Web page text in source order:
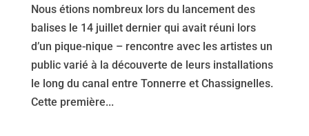
Nous étions nombreux lors du lancement des
balises le 14 juillet dernier qui avait réuni lors
d’un pique-nique – rencontre avec les artistes un
public varié à la découverte de leurs installations
le long du canal entre Tonnerre et Chassignelles.
Cette première...